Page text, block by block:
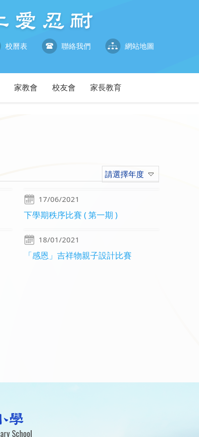
校曆表 聯絡我們 網站地圖
家教會 校友會 家長教育
請選擇年度
17/06/2021
下學期秩序比賽 ( 第一期 )
18/01/2021
「感恩」吉祥物親子設計比賽